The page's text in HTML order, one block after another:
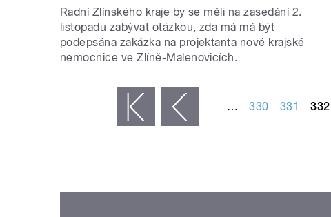
Radní Zlínského kraje by se měli na zasedání 2.
listopadu zabývat otázkou, zda má má být
podepsána zakázka na projektanta nové krajské
nemocnice ve Zlíně-Malenovicích.
‹ předchozí … 330 331 332